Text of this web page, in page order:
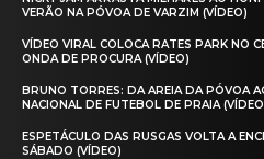
VERÃO NA PÓVOA DE VARZIM (VÍDEO)
VÍDEO VIRAL COLOCA RATES PARK NO
ONDA DE PROCURA (VÍDEO)
BRUNO TORRES: DA AREIA DA PÓVOA
NACIONAL DE FUTEBOL DE PRAIA
ESPETÁCULO DAS RUSGAS VOLTA A
SÁBADO (VÍDEO)